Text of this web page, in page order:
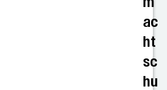
ac
ht
sc
hu